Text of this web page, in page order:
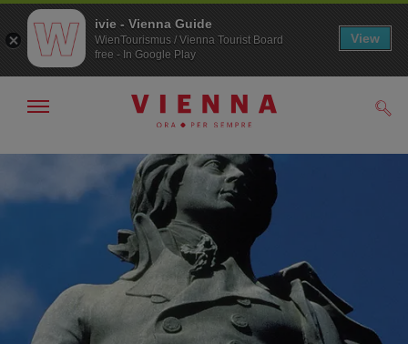
Alla
Al
Mostra/nascondi
ivie - Vienna Guide
WienTourismus / Vienna Tourist Board
free - In Google Play
View